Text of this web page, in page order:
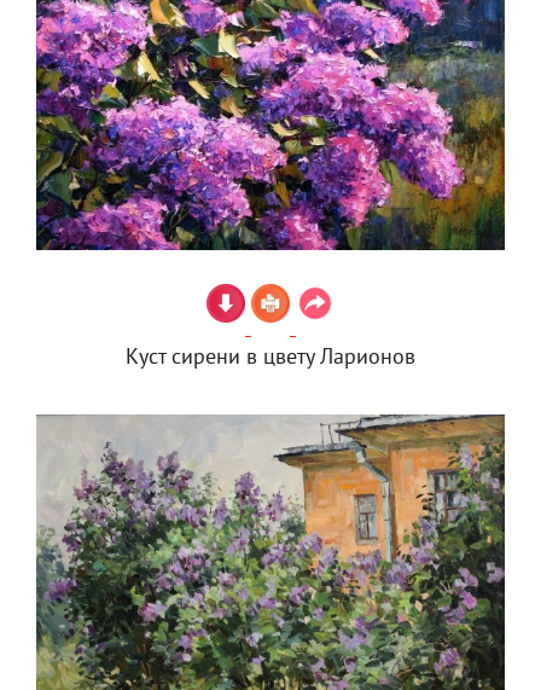
Куст сирени в цвету Ларионов